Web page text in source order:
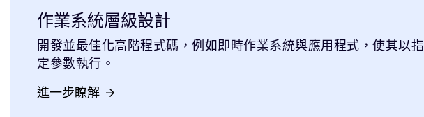
作業系統層級設計
開發並最佳化高階程式碼，例如即時作業系統與應用程式，使其以指
定參數執行。
進一步瞭解